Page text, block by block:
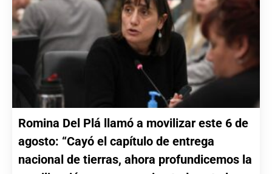
Romina Del Plá llamó a movilizar este 6 de
agosto: “Cayó el capítulo de entrega
nacional de tierras, ahora profundicemos la